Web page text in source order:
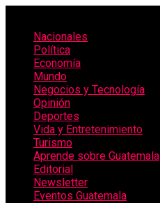
Nacionales
Política
Economía
Mundo
Negocios y Tecnología
Opinión
Deportes
Vida y Entretenimiento
Turismo
Aprende sobre Guatemala
Editorial
Newsletter
Eventos Guatemala